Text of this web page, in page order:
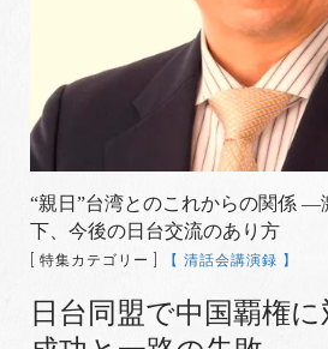
“親日”台湾とのこれからの関係 ―
下、今後の日台交流のあり方
[ 特集カテゴリー ] 【 清話会講演録 】
日台同盟で中国覇権